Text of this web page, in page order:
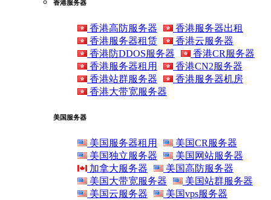
香港服务器
香港高防服务器
香港服务器出租
香港服务器租赁
香港云服务器
香港防DDOS服务器
香港CR服务器
香港服务器租用
香港CN2服务器
香港站群服务器
香港服务器机房
香港大带宽服务器
美国服务器
美国服务器租用
美国CR服务器
美国独立服务器
美国网站服务器
加拿大服务器
美国高防服务器
美国大带宽服务器
美国站群服务器
美国云服务器
美国vps服务器